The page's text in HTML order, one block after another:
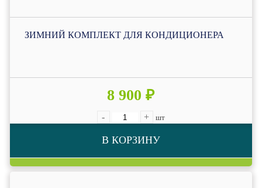
ЗИМНИЙ КОМПЛЕКТ ДЛЯ КОНДИЦИОНЕРА
8 900 ₽
- + шт
В КОРЗИНУ